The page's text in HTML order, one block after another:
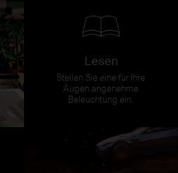
Lesen
Stellen Sie eine für Ihre
Augen angenehme
Beleuchtung ein.